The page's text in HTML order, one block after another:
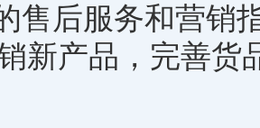
售后服务和营销
新产品，完善货